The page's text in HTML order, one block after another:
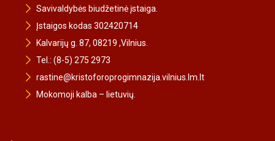
Savivaldybės biudžetinė įstaiga.
Įstaigos kodas 302420714
Kalvarijų g. 87, 08219 ,Vilnius.
Tel.: (8-5) 275 2973
rastine@kristoforoprogimnazija.vilnius.lm.lt
Mokomoji kalba – lietuvių.